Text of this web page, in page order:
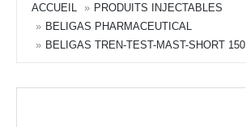
ACCUEIL
PRODUITS INJECTABLES
BELIGAS PHARMACEUTICAL
BELIGAS TREN-TEST-MAST-SHORT 150